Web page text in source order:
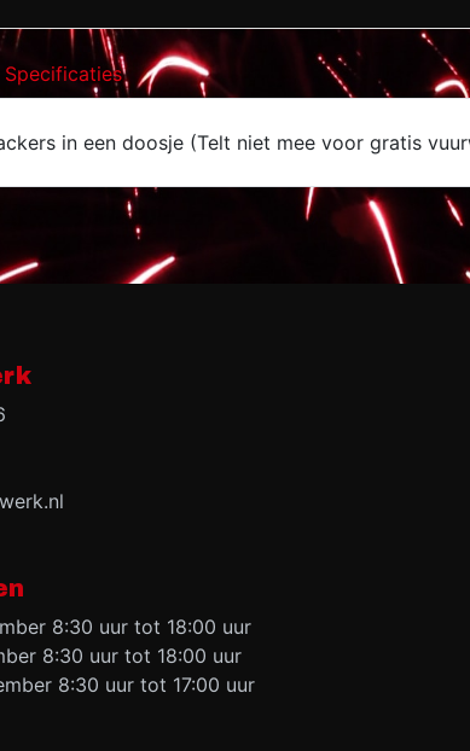
Specificaties
in een doosje (Telt niet mee voor gratis
8:30 uur tot 18:00 uur
8:30 uur tot 18:00 uur
8:30 uur tot 17:00 uur